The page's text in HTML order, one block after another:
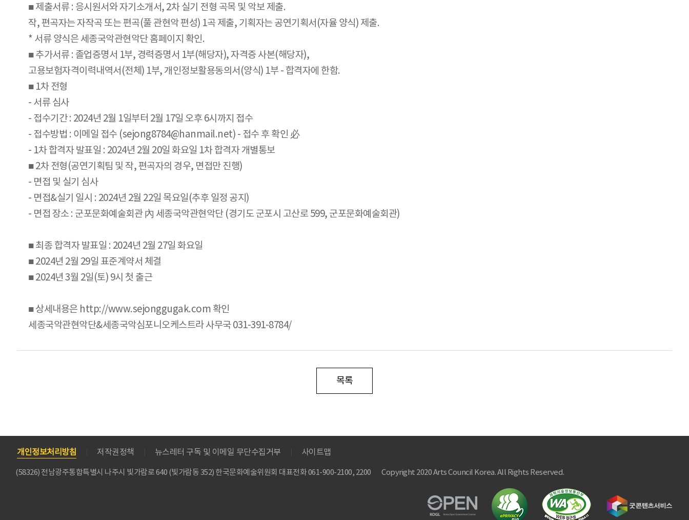
■ 제출서류 : 응시원서와 자기소개서, 2차 실기 전형 곡목 및 악보 제출.
작, 편곡자는 자작곡 또는 편곡(풀 관현악 편성) 1곡 제출, 기획자는 공연기획서(자율 양식) 제출.
* 서류 양식은 세종국악관현악단 홈페이지 확인.
■ 추가서류 : 졸업증명서 1부, 경력증명서 1부(해당자), 자격증 사본(해당자),
고용보험자격이력내역서(전체) 1부, 개인정보활용동의서(양식) 1부 - 합격자에 한함.
■ 1차 전형
- 서류 심사
- 접수기간 : 2024년 2월 1일부터 2월 17일 오후 6시까지 접수
- 접수방법 : 이메일 접수 (sejong8784@hanmail.net) - 접수 후 확인 必
- 1차 합격자 발표일 : 2024년 2월 20일 화요일 1차 합격자 개별통보
■ 2차 전형(공연기획팀 및 작, 편곡자의 경우, 면접만 진행)
- 면접 및 실기 심사
- 면접&실기 일시 : 2024년 2월 22일 목요일(추후 일정 공지)
- 면접 장소 : 군포문화예술회관 內 세종국악관현악단 (경기도 군포시 고산로 599, 군포문화예술회관)
■ 최종 합격자 발표일 : 2024년 2월 27일 화요일
■ 2024년 2월 29일 표준계약서 체결
■ 2024년 3월 2일(토) 9시 첫 출근
■ 상세내용은 http://www.sejonggugak.com 확인
세종국악관현악단&세종국악심포니오케스트라 사무국 031-391-8784/
목록
개인정보처리방침 저작권정책 뉴스레터 구독 및 이메일 무단수집거부 사이트맵
(58326) 전남광주통합특별시 나주시 빛가람로 640 (빛가람동 352) 한국문화예술위원회 대표전화 061-900-2100, 2200 Copyright 2020 Arts Council Korea. All Rights Reserved.